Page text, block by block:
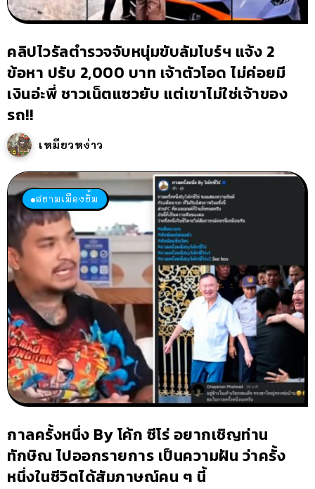
คลิปไวรัลตำรวจจับหนุ่มขับลัมโบร์ฯ แจ้ง 2
ข้อหา ปรับ 2,000 บาท เจ้าตัวโอด ไม่ค่อยมี
เงินอ่ะพี่ ชาวเน็ตแซวยับ แต่เขาไม่ใช่เจ้าของ
รถ!!
เหมียวหง่าว
สยามเมืองยิ้ม
กาลครั้งหนึ่ง By โค้ก ซีโร่ อยากเชิญท่าน
ทักษิณ ไปออกรายการ เป็นความฝัน ว่าครั้ง
หนึ่งในชีวิตได้สัมภาษณ์คน ๆ นี้